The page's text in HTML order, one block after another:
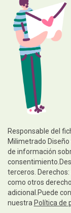
Responsable del
Milimetrado
de información
terceros.
como otros
adicional.Puede
nuestra Política de